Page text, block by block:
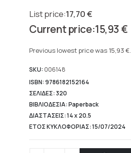
17,70€
Original
price
17,70 €.
15,93€
price
15,93 €.
Previous lowest price was 15,93 €.
SKU: 006148
ISBN: 9786182152164
ΣΕΛΙΔΕΣ: 320
ΒΙΒΛΙΟΔΕΣΙΑ: Paperback
ΔΙΑΣΤΑΣΕΙΣ: 14 x 20.5
ΕΤΟΣ ΚΥΚΛΟΦΟΡΙΑΣ: 15/07/2024